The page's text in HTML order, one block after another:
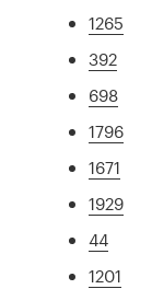
1265
392
698
1796
1671
1929
44
1201